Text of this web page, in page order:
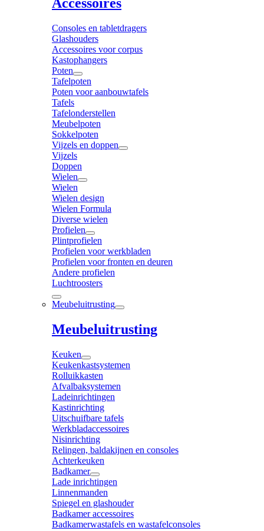
Consoles en tabletdragers
Glashouders
Accessoires voor corpus
Kastophangers
Poten
Tafelpoten
Poten voor aanbouwtafels
Tafels
Tafelonderstellen
Meubelpoten
Sokkelpoten
Vijzels en doppen
Vijzels
Doppen
Wielen
Wielen
Wielen design
Wielen Formula
Diverse wielen
Profielen
Plintprofielen
Profielen voor werkbladen
Profielen voor fronten en deuren
Andere profielen
Luchtroosters
Meubeluitrusting
Meubeluitrusting
Keuken
Keukenkastsystemen
Rolluikkasten
Afvalbaksystemen
Ladeinrichtingen
Kastinrichting
Uitschuifbare tafels
Werkbladaccessoires
Nisinrichting
Relingen, baldakijnen en consoles
Achterkeuken
Badkamer
Lade inrichtingen
Linnenmanden
Spiegel en glashouder
Badkamer accessoires
Badkamerwastafels en wastafelconsoles